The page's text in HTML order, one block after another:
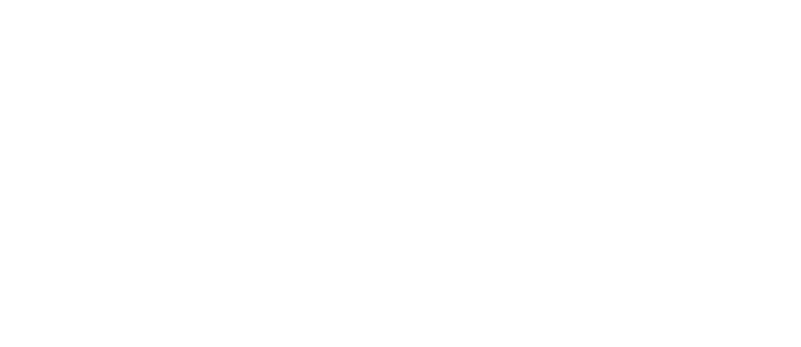
incaltaminte, coafuri, tunsori, desene de colorat, poze cu modele de manichiuri!❤️